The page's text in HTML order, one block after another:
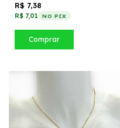
R$ 7,38
R$ 7,01 NO PIX
Comprar